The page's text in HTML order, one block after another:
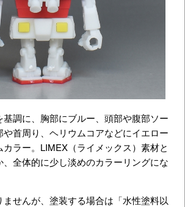
調に、胸部にブルー、頭部や腹部ソー
や首周り、ヘリウムコアなどにイエロー
ラー。LIMEX（ライメックス）素材と
全体的に少し淡めのカラーリングにな
せんが、塗装する場合は「水性塗料以